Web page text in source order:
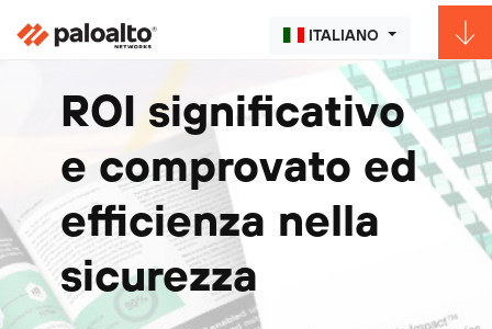
ITALIANO
ROI significativo
e comprovato ed
efficienza nella
sicurezza